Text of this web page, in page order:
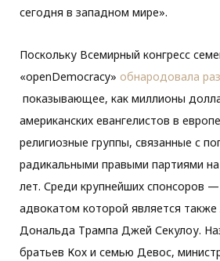
сегодня в западном мире».
Поскольку Всемирный конгресс
«openDemocracy» обнародовала
показывающее, как миллионы
американских евангелистов в
религиозные группы, связанные с
радикальными правыми партиями
лет. Среди крупнейших спонсоров
адвокатом которой является
Дональда Трампа Джей Секулоу.
братьев Кох и семью Девос,